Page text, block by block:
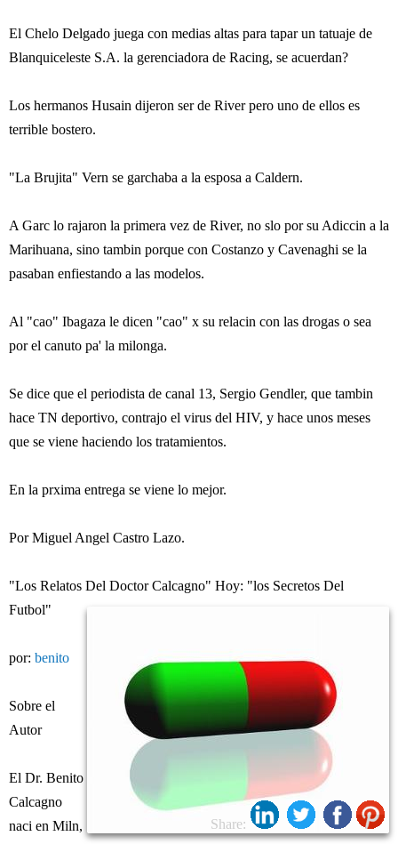
El Chelo Delgado juega con medias altas para tapar un tatuaje de
Blanquiceleste S.A. la gerenciadora de Racing, se acuerdan?
Los hermanos Husain dijeron ser de River pero uno de ellos es
terrible bostero.
"La Brujita" Vern se garchaba a la esposa a Caldern.
A Garc lo rajaron la primera vez de River, no slo por su Adiccin a la
Marihuana, sino tambin porque con Costanzo y Cavenaghi se la
pasaban enfiestando a las modelos.
Al "cao" Ibagaza le dicen "cao" x su relacin con las drogas o sea
por el canuto pa' la milonga.
Se dice que el periodista de canal 13, Sergio Gendler, que tambin
hace TN deportivo, contrajo el virus del HIV, y hace unos meses
que se viene haciendo los tratamientos.
En la prxima entrega se viene lo mejor.
Por Miguel Angel Castro Lazo.
"Los Relatos Del Doctor Calcagno" Hoy: "los Secretos Del
Futbol"
Share:
por: benito
Sobre el
Autor
El Dr. Benito
Calcagno
naci en Miln,